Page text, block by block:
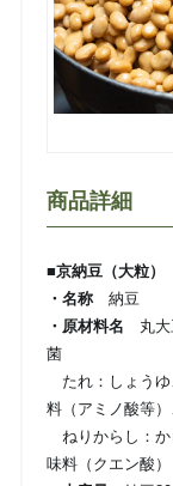
商品詳細
■京納豆（大粒）
・名称納豆
・原材料名 丸大
菌
たれ：しょうゆ
料（アミノ酸等）
ねりからし：か
味料（クエン酸）